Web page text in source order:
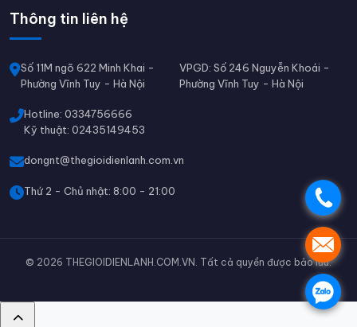
.
.
.
Thông tin liên hệ
Số 11M ngõ 622 Minh Khai -
Phường Vĩnh Tuy - Hà Nội
VPGD: Số 246 Nguyễn Khoái -
Phường Vĩnh Tuy - Hà Nội
Hotline: 0334756666
Kỹ thuật: 02435149453
dongnt@thegioidienlanh.com.vn
Thứ 2 - Chủ nhật: 8:00 - 21:00
© 2026 THEGIOIDIENLANH.COM.VN. Tất cả quyền được bảo lưu.